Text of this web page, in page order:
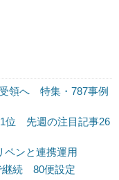
領へ 特集・787事例
1位 先週の注目記事26
ンと連携運用
継続 80便設定